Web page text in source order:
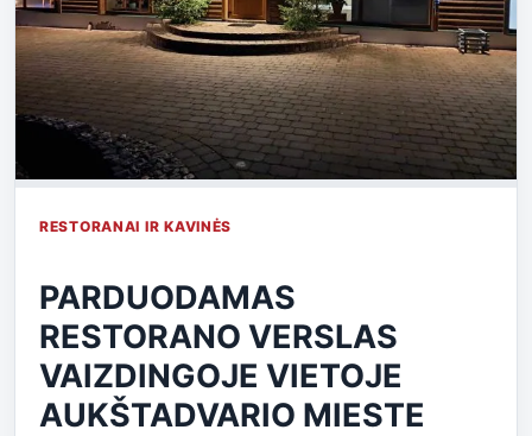
RESTORANAI IR KAVINĖS
PARDUODAMAS
RESTORANO VERSLAS
VAIZDINGOJE VIETOJE
AUKŠTADVARIO MIESTE